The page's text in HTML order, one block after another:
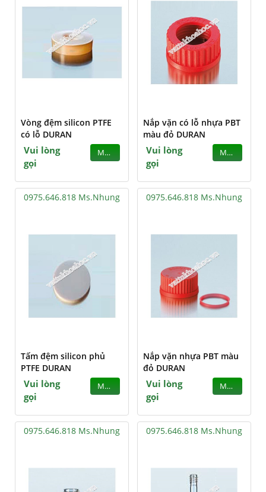
Vòng đệm silicon PTFE
có lỗ DURAN
Vui lòng
gọi
MUA
Nắp vặn có lỗ nhựa PBT
màu đỏ DURAN
Vui lòng
gọi
MUA
0975.646.818 Ms.Nhung
Tấm đệm silicon phủ
PTFE DURAN
Vui lòng
gọi
MUA
0975.646.818 Ms.Nhung
Nắp vặn nhựa PBT màu
đỏ DURAN
Vui lòng
gọi
MUA
0975.646.818 Ms.Nhung 0975.646.818 Ms.Nhung